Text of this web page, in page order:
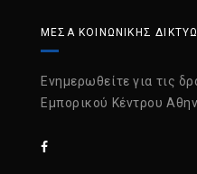
ΜΈΣΑ ΚΟΙΝΩΝΙΚΉΣ
Ενημερωθείτε για τις
Εμπορικού Κέντρου